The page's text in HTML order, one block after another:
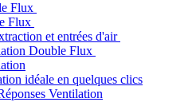
Flux
Flux
et entrées d'air
Double Flux
idéale en quelques clics
Ventilation